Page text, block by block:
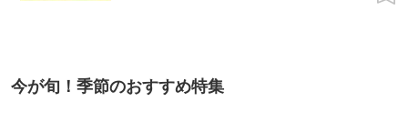
今が旬！季節のおすすめ特集